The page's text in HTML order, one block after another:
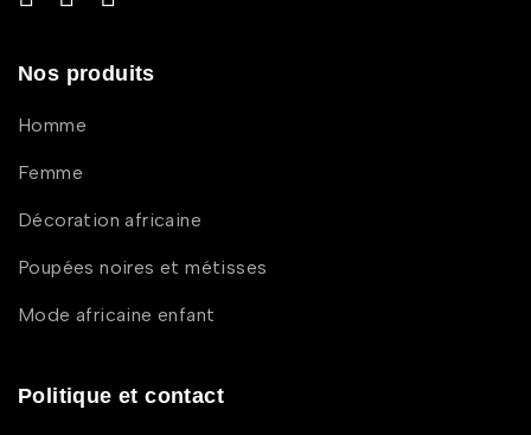
Nos produits
Homme
Femme
Décoration africaine
Poupées noires et métisses
Mode africaine enfant
Politique et contact